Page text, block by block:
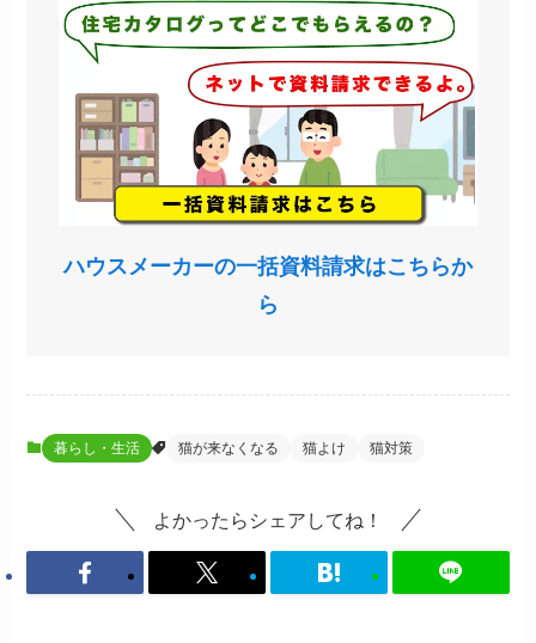
ハウスメーカーの一括資料請求はこちらか
ら
暮らし・生活 猫が来なくなる 猫よけ 猫対策
よかったらシェアしてね！